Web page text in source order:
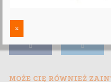
MOŻE CIĘ RÓWNIEŻ
x